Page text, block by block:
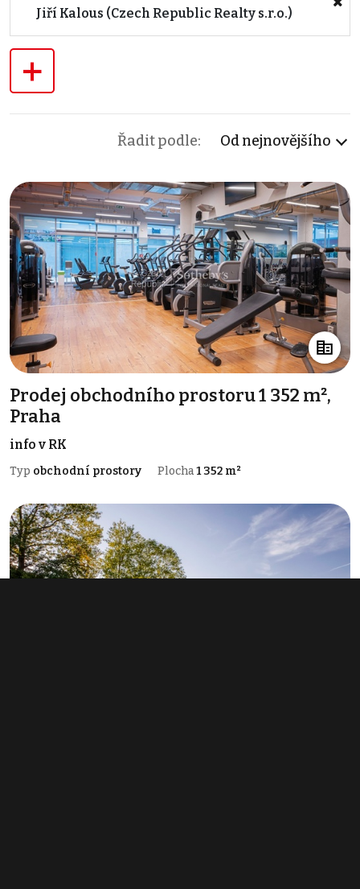
Jiří Kalous (Czech Republic Realty s.r.o.)
+
Řadit podle: Od nejnovějšího
Prodej obchodního prostoru 1 352 m²,
Praha
info v RK
Typ obchodní prostory Plocha1 352 m²